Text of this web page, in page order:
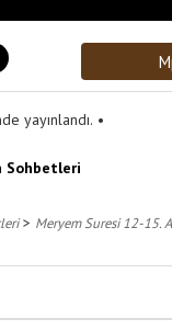
yayınlandı.
Sohbetleri
> Meryem Suresi 12-15.